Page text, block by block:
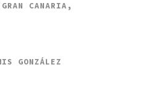
CANARIA,
GONZÁLEZ